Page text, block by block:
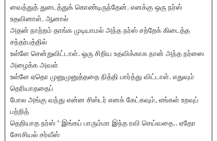
வைத்துத் துடைத்துக் கொண்டிருந்தேன். எனக்கு ஒரு நர்ஸ்
உதவினாள். ஆனால்
அதன் நாற்றம் தாங்க முடியாமல் அந்த நர்ஸ் சற்றேக் கிடைத்த
சந்தர்பத்தில்
உள்ளே சென்றுவிட்டாள். ஒரு சிறிய உதவிக்காக நான் அந்த நர்ஸை
அழைக்க அவள்
உள்ளே ஏதொ முனுமுனுத்ததை நித்தி பார்த்து விட்டாள். எதுவும்
தெரியாததைப்
போல அங்கு வந்து என்ன சிஸ்டர் எனக் கேட்கவும், எங்கள் உறவுப்
பற்றித்
தெறியாத நர்ஸ் ” இங்கப் பாரும்மா இந்த ரவி செய்வதை.. ஏதோ
சோசியல் சர்வீஸ்